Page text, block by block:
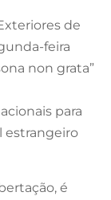
de
feira
non grata”
para
estrangeiro
é